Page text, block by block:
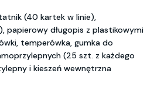
(40 kartek w linie),
papierowy długopis z plastikowymi
temperówka, gumka do
(25 szt. z każdego
i kieszeń wewnętrzna